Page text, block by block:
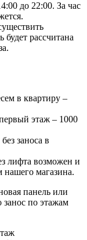
до 22:00. За час
рассчитана
в квартиру –
этаж – 1000
заноса в
лифта возможен и
нашего магазина.
панель или
по этажам